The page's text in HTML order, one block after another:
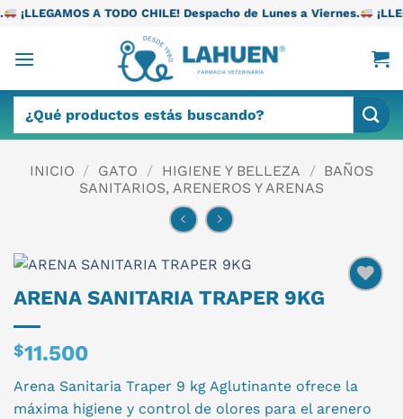
Saltar
contenido
TODO CHILE! Despacho de Lunes a Viernes. ¡LLEGAMOS A
por:
INICIO / GATO / HIGIENE Y BELLEZA / BAÑOS
SANITARIOS, ARENEROS Y ARENAS
ARENA SANITARIA TRAPER 9KG
$11.500
Arena Sanitaria Traper 9 kg Aglutinante ofrece la
máxima higiene y control de olores para el arenero